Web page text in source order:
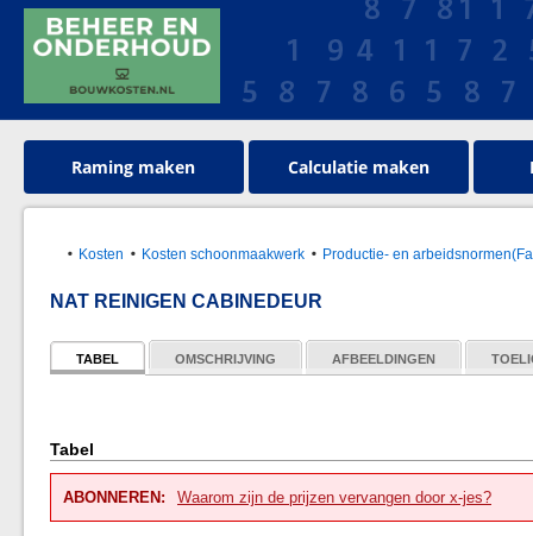
Raming maken Calculatie maken
Kosten Kosten schoonmaakwerk Productie- en
NAT REINIGEN CABINEDEUR
TABEL OMSCHRIJVING AFBEELDINGEN
Tabel
ABONNEREN: Waarom zijn de prijzen vervangen door x-jes?